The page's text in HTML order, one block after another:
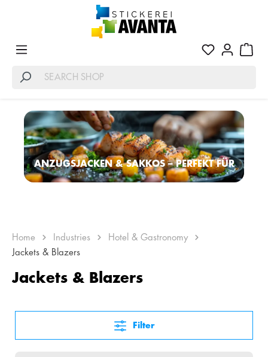
ANZUGSJACKEN & SAKKOS – PERFEKT FÜR
Home Industries
Hotel & Gastronomy
Jackets & Blazers
Jackets & Blazers
Filter